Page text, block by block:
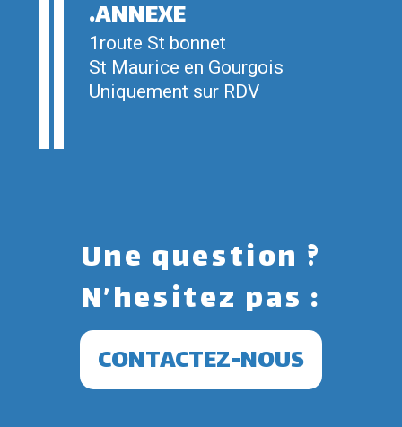
.ANNEXE
1route St bonnet
St Maurice en Gourgois
Uniquement sur RDV
Une question ?
N’hesitez pas :
CONTACTEZ-NOUS